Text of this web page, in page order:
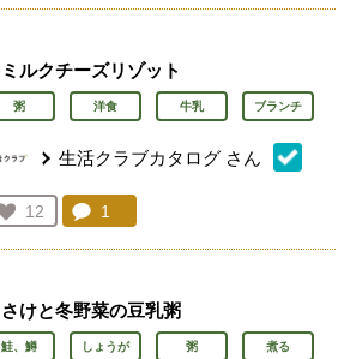
ミルクチーズリゾット
粥 洋食 牛乳 ブランチ
生活クラブカタログ さん
お気に入り登録：
12
人が登録
コメント：
1
さけと冬野菜の豆乳粥
鮭、鱒 しょうが 粥 煮る